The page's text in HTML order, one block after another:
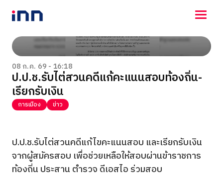
NEWS
ENTERTAINMENT
LIFESTYLE
HOROSCOPE
LOTTERY
VIDEO
08 ก.ค. 69 - 16:18
ป.ป.ช.รับไต่สวนคดีแก้คะแนนสอบท้องถิ่น-
เรียกรับเงิน
การเมือง ข่าว
ป.ป.ช.รับไต่สวนคดีแก้ไขคะแนนสอบ และเรียกรับเงิน
จากผู้สมัครสอบ เพื่อช่วยเหลือให้สอบผ่านข้าราชการ
ท้องถิ่น ประสาน ตำรวจ ดีเอสไอ ร่วมสอบ